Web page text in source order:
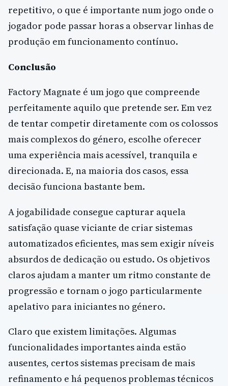
repetitivo, o que é importante num jogo onde o
jogador pode passar horas a observar linhas de
produção em funcionamento contínuo.
Conclusão
Factory Magnate é um jogo que compreende
perfeitamente aquilo que pretende ser. Em vez
de tentar competir diretamente com os colossos
mais complexos do género, escolhe oferecer
uma experiência mais acessível, tranquila e
direcionada. E, na maioria dos casos, essa
decisão funciona bastante bem.
A jogabilidade consegue capturar aquela
satisfação quase viciante de criar sistemas
automatizados eficientes, mas sem exigir níveis
absurdos de dedicação ou estudo. Os objetivos
claros ajudam a manter um ritmo constante de
progressão e tornam o jogo particularmente
apelativo para iniciantes no género.
Claro que existem limitações. Algumas
funcionalidades importantes ainda estão
ausentes, certos sistemas precisam de mais
refinamento e há pequenos problemas técnicos